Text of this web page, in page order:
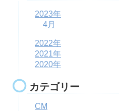
2023年
4月
2022年
2021年
2020年
カテゴリー
CM